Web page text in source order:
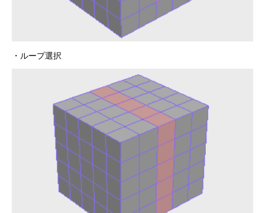
・ループ選択